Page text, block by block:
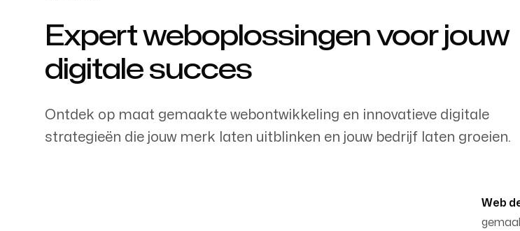
Expert weboplossingen voor jouw
digitale succes
Ontdek op maat gemaakte webontwikkeling en innovatieve digitale
strategieën die jouw merk laten uitblinken en jouw bedrijf laten groeien.
Web